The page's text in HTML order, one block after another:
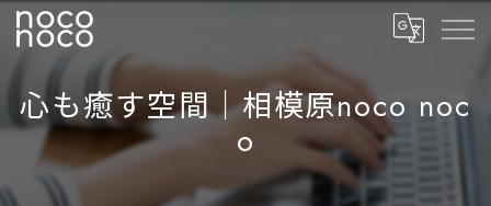
心も癒す空間｜相模原noco noc
o